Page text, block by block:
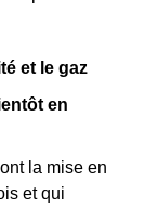
et le gaz
en
la mise en
et qui